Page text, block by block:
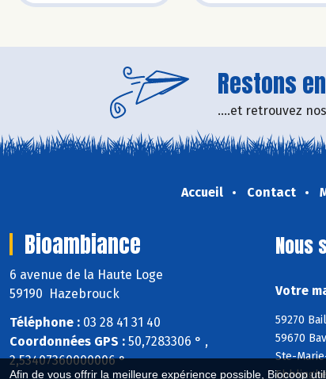
Afin de vous offrir la meilleure expérience possible, Biocoop
Restons
....et retrouvez
Accueil Contact
Bioambiance
6 avenue de la Haute Loge
59190 Hazebrouck
Téléphone : 03 28 41 31 40
Coordonnées GPS : 50,7283306 ° ,
2,53407360000006 °
Nous
Votre
59270
59670
Ste-